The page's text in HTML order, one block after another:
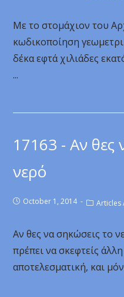
Με το στομάχιον του
κωδικοποίηση
δέκα εφτά χιλιάδες
...
17163 - Αν θες
νερό
October 1, 2014 Articles
Αν θες να σηκώσεις το
πρέπει να σκεφτείς
αποτελεσματική, και